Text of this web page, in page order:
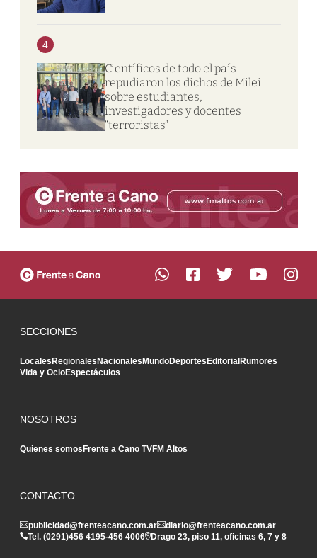
4
Científicos de todo el país
repudiaron los dichos de Milei
sobre estudiantes,
investigadores y docentes
“terroristas”
SECCIONES
LocalesRegionalesNacionalesMundoDeportesEditorialRumores
Vida y OcioEspectáculos
NOSOTROS
Quienes somosFrente a Cano TVFM Altos
CONTACTO
publicidad@frenteacano.com.ar
diario@frenteacano.com.ar
Tel. (0291)456 4195-456 4006 Drago 23, piso 11, oficinas 6, 7 y 8